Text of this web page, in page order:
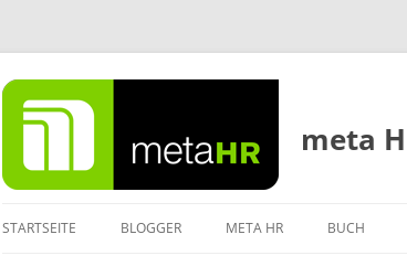
Zum
Inhalt
springen
meta
STARTSEITE BLOGGER META HR BUCH